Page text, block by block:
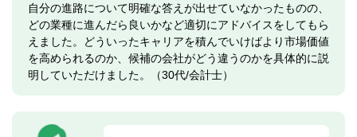
自分の進路について明確な答えが出せていなかったものの、
どの業種に進んだら良いかなど適切にアドバイスをしてもら
えました。どういったキャリアを積んでいけばより市場価値
を高められるのか、候補の会社がどう違うのかを具体的に説
明していただけました。（30代/会計士）